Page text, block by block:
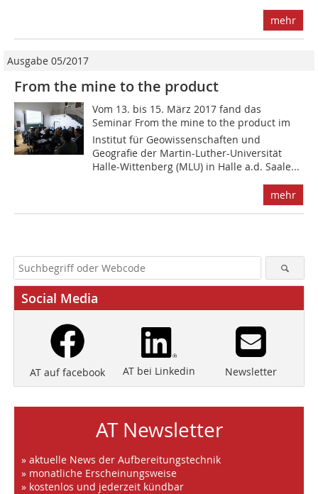
mehr
Ausgabe 05/2017
From the mine to the product
Vom 13. bis 15. März 2017 fand das
Seminar From the mine to the product im
Institut für Geowissenschaften und
Geografie der Martin-Luther-Universität
Halle-Wittenberg (MLU) in Halle a.d. Saale...
mehr
Social Media
AT auf facebook AT bei Linkedin Newsletter
AT Newsletter
» aktuelle News der Aufbereitungstechnik
» monatliche Erscheinungsweise
» kostenlos und jederzeit kündbar